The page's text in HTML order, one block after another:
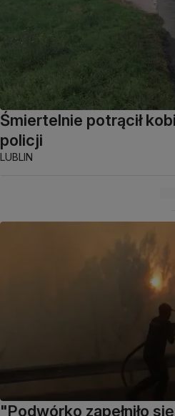
Śmiertelnie potrącił
policji
LUBLIN
"Podwórko zapełniło